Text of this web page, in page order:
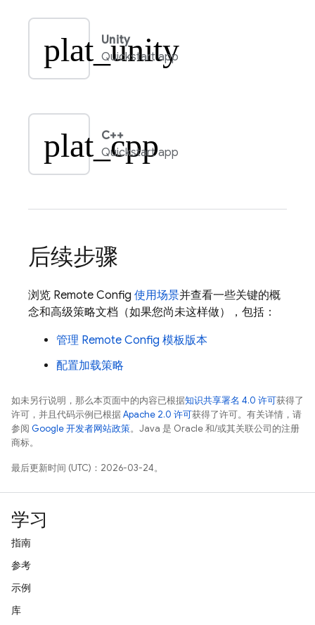
plat_unity
Unity
Quickstart app
plat_cpp
C++
Quickstart app
后续步骤
浏览 Remote Config 使用场景并查看一些关键的概
念和高级策略文档（如果您尚未这样做），包括：
管理 Remote Config 模板版本
配置加载策略
如未另行说明，那么本页面中的内容已根据知识共享署名 4.0 许可获得了
许可，并且代码示例已根据Apache 2.0 许可获得了许可。有关详情，请
参阅 Google 开发者网站政策。Java 是 Oracle 和/或其关联公司的注册
商标。
最后更新时间 (UTC)：2026-03-24。
学习
指南
参考
示例
库